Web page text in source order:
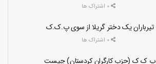
تیرباران یک دختر گریلا از سوی پ.ک.ک
پ ک ک (حزب کارگران کردستان) چیست